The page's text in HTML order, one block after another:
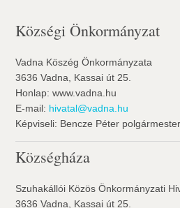
Községi Önkormányzat
Vadna Köszég Önkormányzata
3636 Vadna, Kassai út 25.
Honlap: www.vadna.hu
E-mail: hivatal@vadna.hu
Képviseli: Bencze Péter polgármester
Községháza
Szuhakállói Közös Önkormányzati
3636 Vadna, Kassai út 25.